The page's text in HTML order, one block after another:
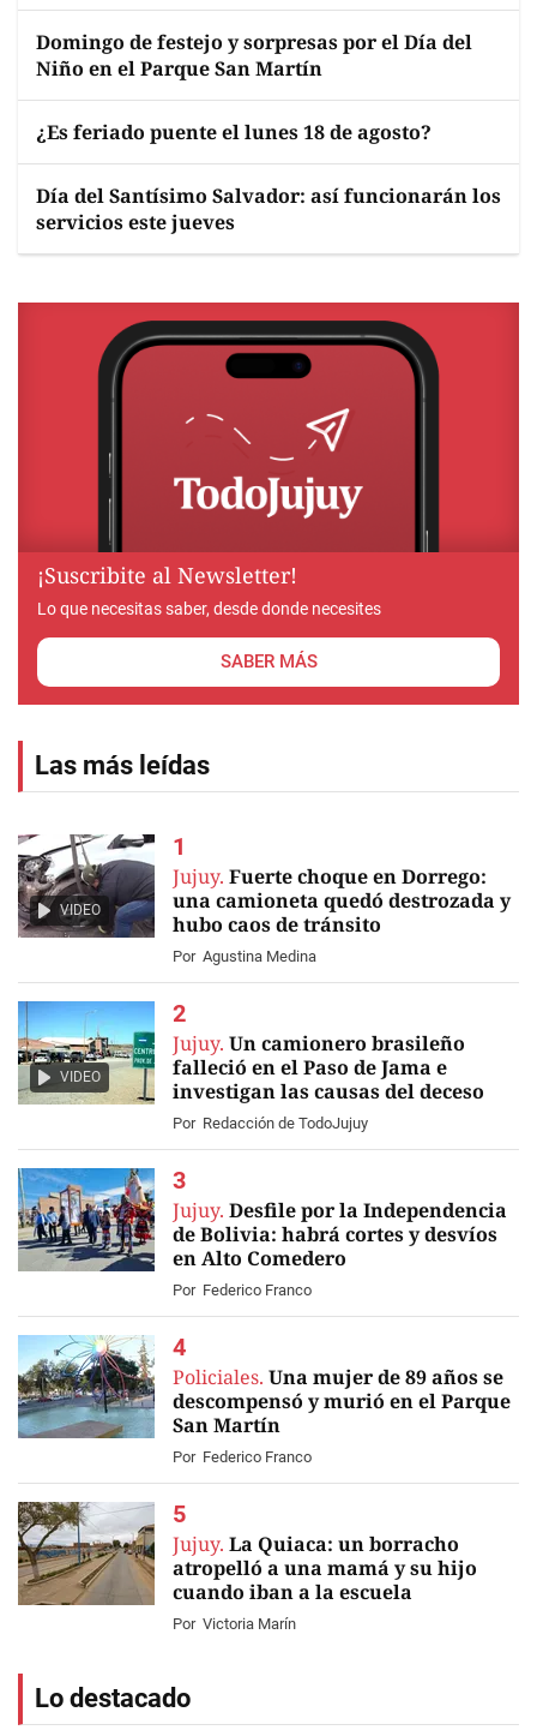
Domingo de festejo y sorpresas por el Día del
Niño en el Parque San Martín
¿Es feriado puente el lunes 18 de agosto?
Día del Santísimo Salvador: así funcionarán los
servicios este jueves
¡Suscribite al Newsletter!
Lo que necesitas saber, desde donde necesites
SABER MÁS
Las más leídas
VIDEO
Jujuy. Fuerte choque en Dorrego:
una camioneta quedó destrozada y
hubo caos de tránsito
Por Agustina Medina
VIDEO
Jujuy. Un camionero brasileño
falleció en el Paso de Jama e
investigan las causas del deceso
Por Redacción de TodoJujuy
Jujuy. Desfile por la Independencia
de Bolivia: habrá cortes y desvíos
en Alto Comedero
Por Federico Franco
Policiales. Una mujer de 89 años se
descompensó y murió en el Parque
San Martín
Por Federico Franco
Jujuy. La Quiaca: un borracho
atropelló a una mamá y su hijo
cuando iban a la escuela
Por Victoria Marín
Lo destacado